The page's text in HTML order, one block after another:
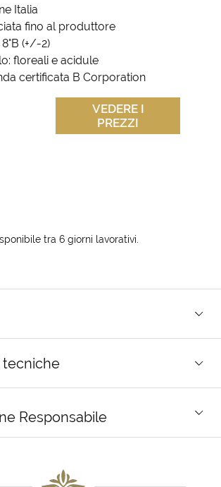
Italia
fino al produttore
8°B (+/-2)
floreali e acidule
certificata B Corporation
VEDERE I
PREZZI
tra 6 giorni lavorativi.
tecniche
Responsabile